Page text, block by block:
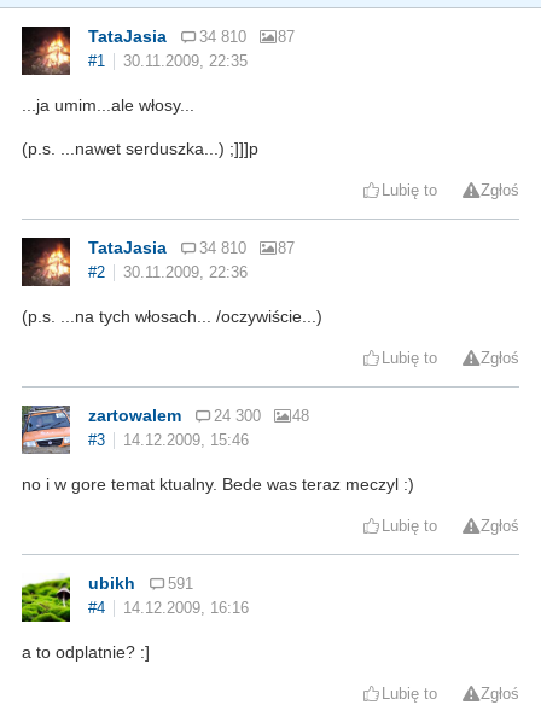
TataJasia 34 810
87
#1
30.11.2009, 22:35
...ja umim...ale włosy...
(p.s. ...nawet serduszka...) ;]]]p
Lubię to Zgłoś
TataJasia 34 810
87
#2
30.11.2009, 22:36
(p.s. ...na tych włosach... /oczywiście...)
Lubię to Zgłoś
zartowalem 24 300
48
#3
14.12.2009, 15:46
no i w gore temat ktualny. Bede was teraz meczyl :)
Lubię to Zgłoś
ubikh
591
#4
14.12.2009, 16:16
a to odplatnie? :]
Lubię to Zgłoś